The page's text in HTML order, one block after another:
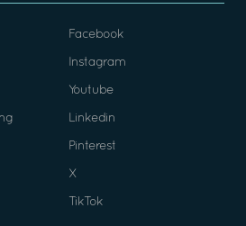
Facebook
Instagram
Youtube
Linkedin
Pinterest
X
TikTok